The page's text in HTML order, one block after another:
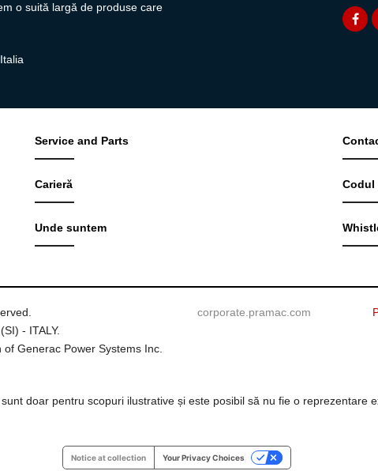
o suită largă de produse care
Service and Parts
Carieră
Unde suntem
Codul
- ITALY.
Generac Power Systems Inc.
corporate.pramac.com
doar pentru scopuri ilustrative și este posibil să nu fie o reprezentare
Notice at collection Your Privacy Choices